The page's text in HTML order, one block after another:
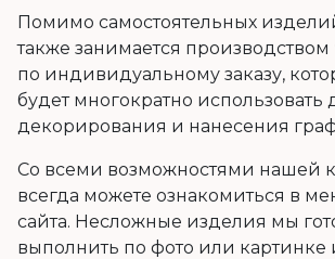
Помимо самостоятельных
также занимается производством
по индивидуальному заказу,
будет многократно использовать
декорирования и нанесения
Со всеми возможностями нашей
всегда можете ознакомиться в
сайта. Несложные изделия мы
выполнить по фото или картинке